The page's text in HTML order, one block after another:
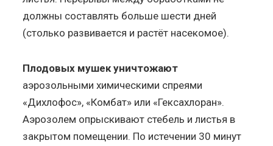
должны составлять больше шести дней
(столько развивается и растёт насекомое).
Плодовых мушек уничтожают
аэрозольными химическими спреями
«Дихлофос», «Комбат» или «Гексахлоран».
Аэрозолем опрыскивают стебель и листья в
закрытом помещении. По истечении 30 минут